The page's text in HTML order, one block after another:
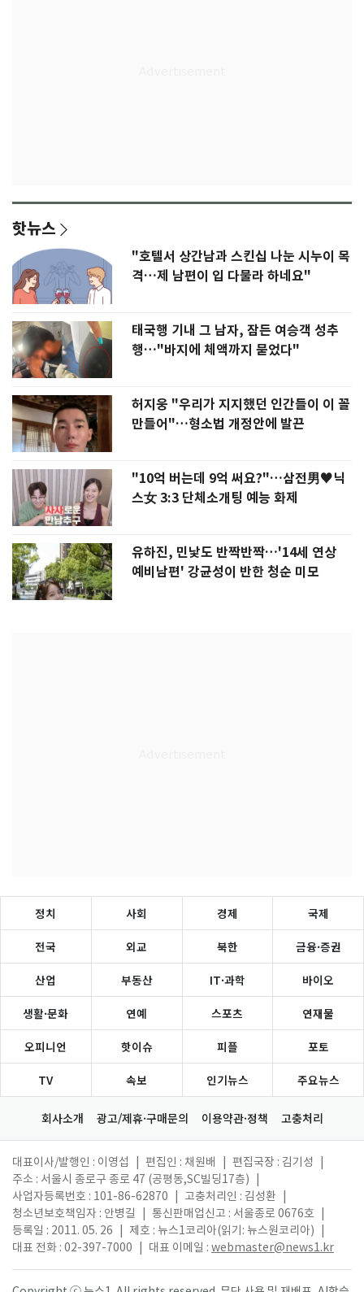
핫뉴스
"호텔서 상간남과 스킨십 나눈 시누이 목
격…제 남편이 입 다물라 하네요"
태국행 기내 그 남자, 잠든 여승객 성추
행…"바지에 체액까지 묻었다"
허지웅 "우리가 지지했던 인간들이 이 꼴
만들어"…형소법 개정안에 발끈
"10억 버는데 9억 써요?"…삼전男♥닉
스女 3:3 단체소개팅 예능 화제
유하진, 민낯도 반짝반짝…'14세 연상
예비남편' 강균성이 반한 청순 미모
정치 사회 경제 국제
전국 외교 북한 금융·증권
산업 부동산 IT·과학 바이오
생활·문화 연예 스포츠 연재물
오피니언 핫이슈 피플 포토
TV 속보 인기뉴스 주요뉴스
회사소개 광고/제휴·구매문의 이용약관·정책 고충처리
대표이사/발행인 : 이영섭 편집인 : 채원배 편집국장 : 김기성
주소 : 서울시 종로구 종로 47 (공평동,SC빌딩17층)
사업자등록번호 : 101-86-62870
고충처리인 : 김성환
청소년보호책임자 : 안병길
통신판매업신고 : 서울종로 0676호
등록일 : 2011. 05. 26
제호 : 뉴스1코리아(읽기: 뉴스원코리아)
대표 전화 : 02-397-7000
대표 이메일 : webmaster@news1.kr